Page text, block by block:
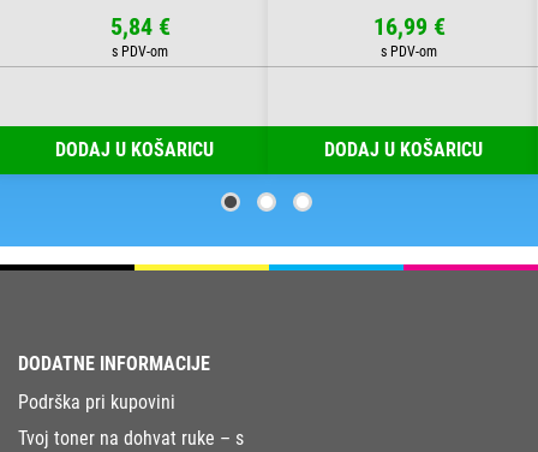
5,84 €
DODAJ U KOŠARICU
16,99 €
DODAJ U KOŠARICU
DODATNE INFORMACIJE
Podrška pri kupovini
Tvoj toner na dohvat ruke – s